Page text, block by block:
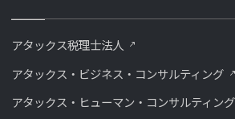
アタックス税理士法人
アタックス・ビジネス・コンサルティング
アタックス・ヒューマン・コンサルティング